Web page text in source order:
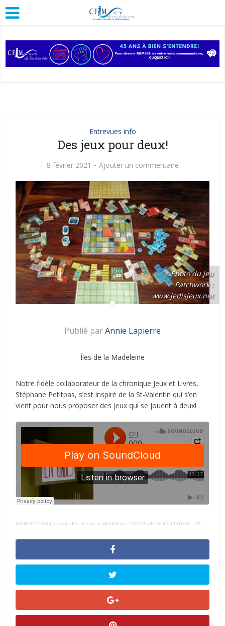
Entrevues info
Des jeux pour deux!
8 février 2021 Ajouter un commentaire
Photo du jeu
Patchwork :
www.jedisjeux.net
Publié parAnnie Lapierre
Îles de la Madeleine
Notre fidèle collaborateur de la chronique Jeux et Livres,
Stéphane Petitpas, s’est inspiré de la St-Valentin qui s’en
vient pour nous proposer des jeux qui se jouent à deux!
CFIM 92,7 FM La radio des Iles de la Madeleine ·00000 JEUX ET LIVRES – 01 STEPHANE PETITPAS St Valentin